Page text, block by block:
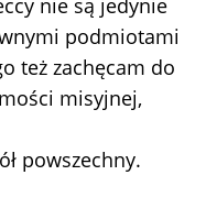
podmiotami
też zachęcam do
misyjnej,
powszechny.